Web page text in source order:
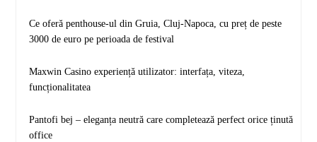
Ce oferă penthouse-ul din Gruia, Cluj-Napoca, cu preț de peste
3000 de euro pe perioada de festival
Maxwin Casino experiență utilizator: interfața, viteza,
funcționalitatea
Pantofi bej – eleganța neutră care completează perfect orice ținută
office